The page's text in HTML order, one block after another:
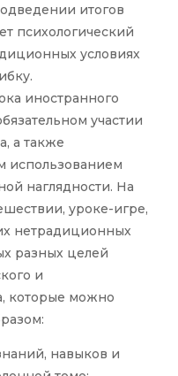
итогов
психологический
условиях
иностранного
участии
а также
использованием
наглядности. На
уроке-игре,
нетрадиционных
разных целей
и
которые можно
навыков и